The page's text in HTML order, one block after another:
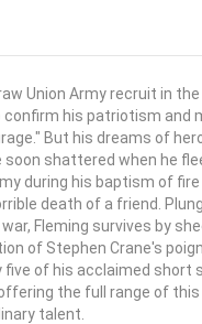
Union Army recruit in the
confirm his patriotism and
But his dreams of
soon shattered when he
during his baptism of
death of a friend.
Fleming survives by
of Stephen Crane's
five of his acclaimed short
the full range of
talent.